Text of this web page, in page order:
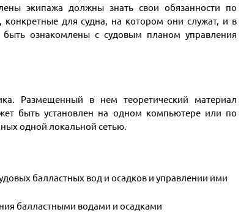
экипажа должны знать свои обязанности по
для судна, на котором они служат, и в
ознакомлены с судовым планом управления
Размещенный в нем теоретический материал
быть установлен на одном компьютере или по
одной локальной сетью.
балластных вод и осадков и управлении ими
балластными водами и осадками